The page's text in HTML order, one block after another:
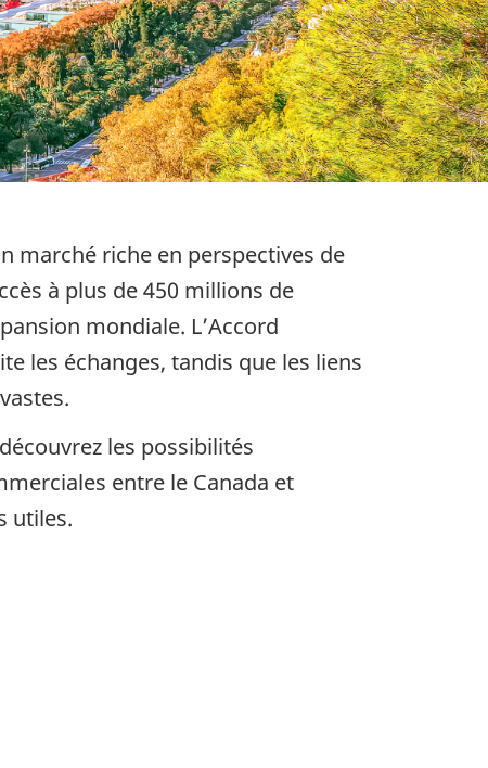
marché riche en perspectives de
à plus de 450 millions de
mondiale. L’Accord
les échanges, tandis que les liens
les possibilités
entre le Canada et
utiles.